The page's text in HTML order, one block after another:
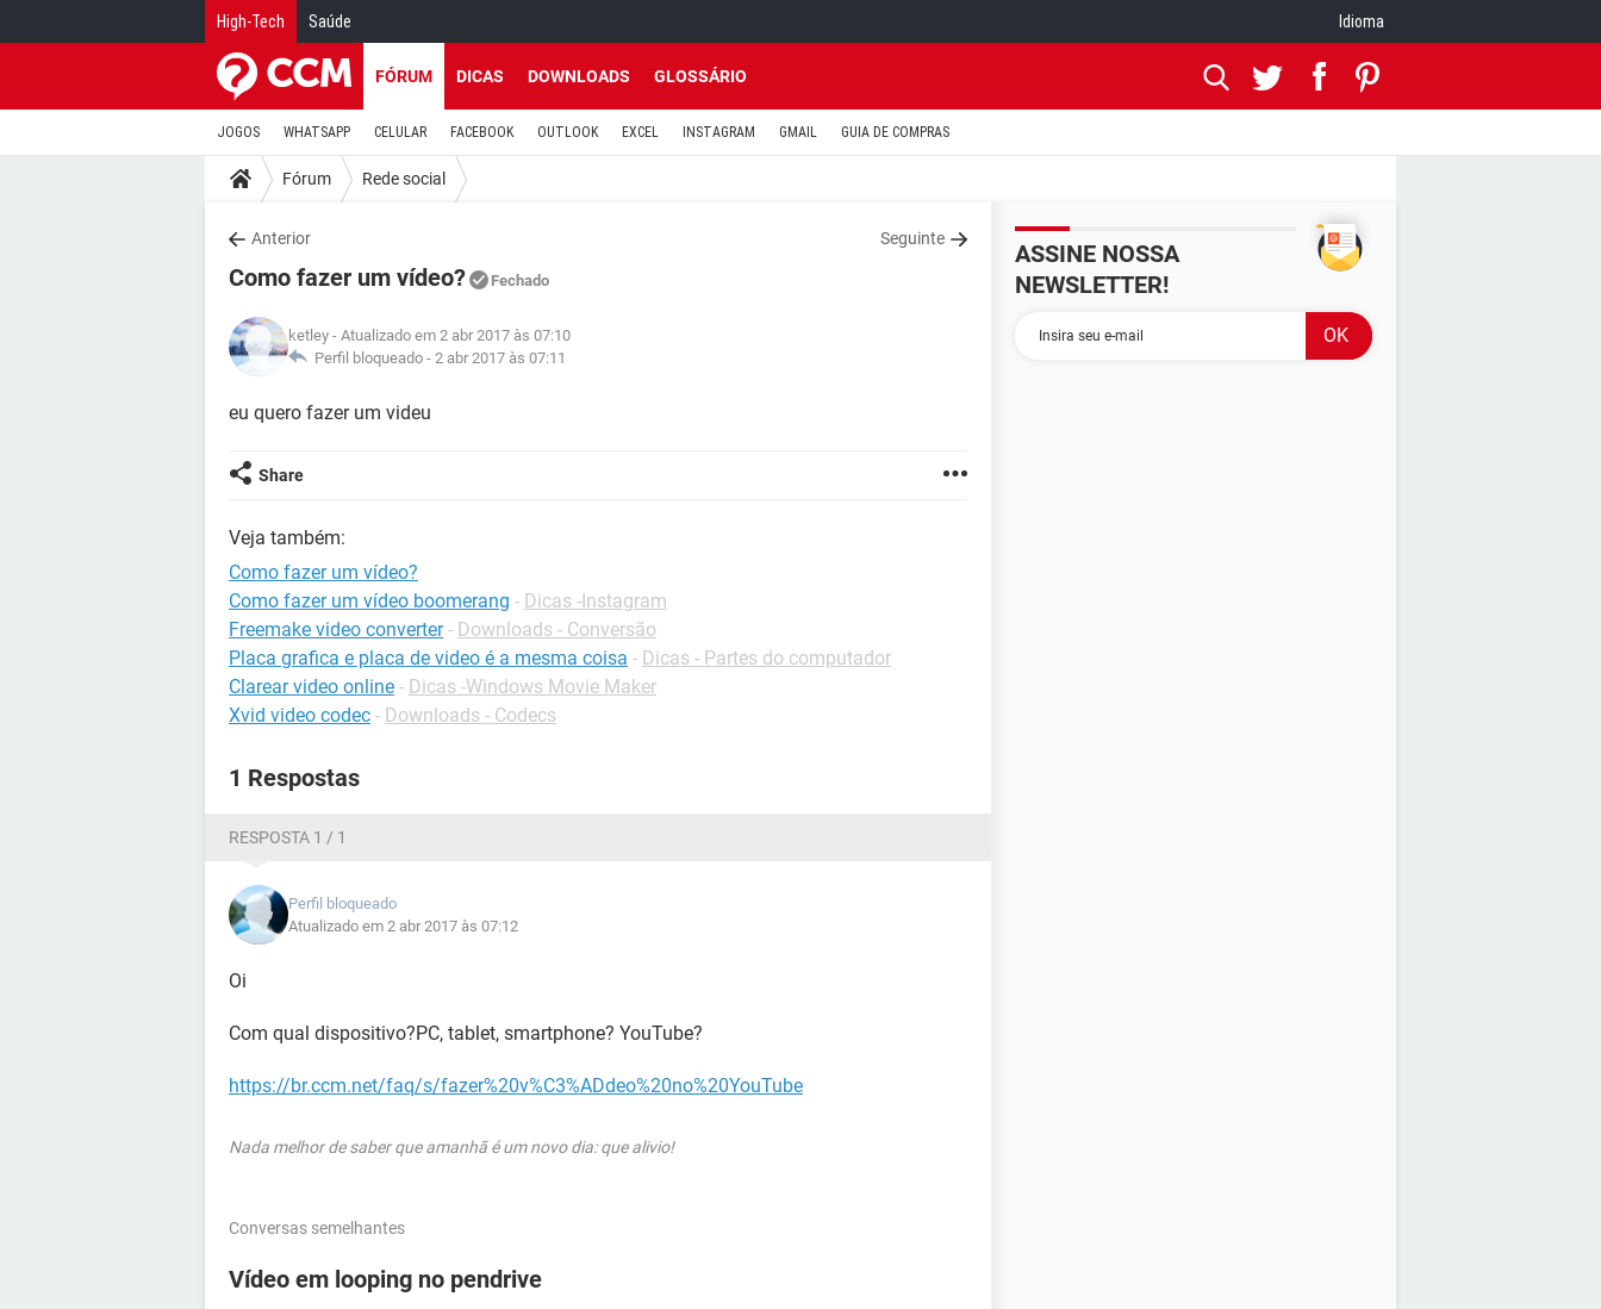
High-Tech Saúde Idioma
FÓRUM DICAS DOWNLOADS GLOSSÁRIO
JOGOS WHATSAPP CELULAR FACEBOOK OUTLOOK EXCEL INSTAGRAM GMAIL GUIA DE COMPRAS
Fórum Rede social
Anterior Seguinte
Como fazer um vídeo? Fechado
ketley - Atualizado em 2 abr 2017 às 07:10
Perfil bloqueado - 2 abr 2017 às 07:11
eu quero fazer um videu
Share
Veja também:
Como fazer um vídeo?
Como fazer um vídeo boomerang - Dicas -Instagram
Freemake video converter - Downloads - Conversão
Placa grafica e placa de video é a mesma coisa - Dicas - Partes do computador
Clarear video online - Dicas -Windows Movie Maker
Xvid video codec - Downloads - Codecs
1 Respostas
RESPOSTA 1 / 1
Perfil bloqueado
Atualizado em 2 abr 2017 às 07:12
Oi
Com qual dispositivo?PC, tablet, smartphone? YouTube?
https://br.ccm.net/faq/s/fazer%20v%C3%ADdeo%20no%20YouTube
Nada melhor de saber que amanhã é um novo dia: que alivio!
Conversas semelhantes
Vídeo em looping no pendrive
ASSINE NOSSA
NEWSLETTER!